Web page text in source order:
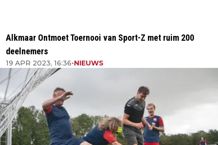
Alkmaar Ontmoet Toernooi van Sport-Z met ruim 200
deelnemers
19 APR 2023, 16:36•NIEUWS